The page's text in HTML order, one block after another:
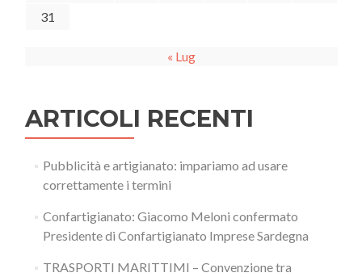
31
« Lug
ARTICOLI RECENTI
Pubblicità e artigianato: impariamo ad usare
correttamente i termini
Confartigianato: Giacomo Meloni confermato
Presidente di Confartigianato Imprese Sardegna
TRASPORTI MARITTIMI – Convenzione tra